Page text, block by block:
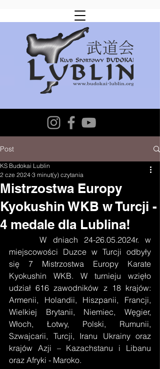
Post
Mistrzostwa Europy
Kyokushin WKB w Turcji -
4 medale dla Lublina!
KS Budokai Lublin
2 cze 2024 3 minut(y) czytania
     W dniach 24-26.05.2024r. w
miejscowości Duzce w Turcji odbyły
się 7 Mistrzostwa Europy Karate
Kyokushin WKB. W turnieju wzięło
udział 616 zawodników z 18 krajów:
Armenii, Holandii, Hiszpanii, Francji,
Wielkiej Brytanii, Niemiec, Węgier,
Włoch, Łotwy, Polski, Rumunii,
Szwajcarii, Turcji, Iranu Ukrainy oraz
krajów Azji – Kazachstanu i Libanu
oraz Afryki - Maroko.